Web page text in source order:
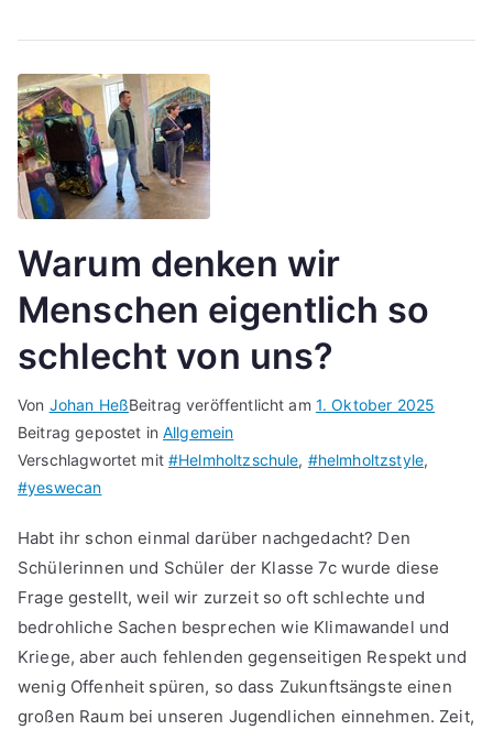
Warum denken wir
Menschen eigentlich so
schlecht von uns?
Von Johan HeßBeitrag veröffentlicht am 1. Oktober 2025
Beitrag gepostet inAllgemein
Verschlagwortet mit#Helmholtzschule, #helmholtzstyle,
#yeswecan
Habt ihr schon einmal darüber nachgedacht? Den
Schülerinnen und Schüler der Klasse 7c wurde diese
Frage gestellt, weil wir zurzeit so oft schlechte und
bedrohliche Sachen besprechen wie Klimawandel und
Kriege, aber auch fehlenden gegenseitigen Respekt und
wenig Offenheit spüren, so dass Zukunftsängste einen
großen Raum bei unseren Jugendlichen einnehmen. Zeit,